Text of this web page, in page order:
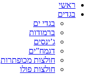
ראשי
בגדים
בגדי ים
ברמודות
ג’ינסים
דגמח”ים
חולצות מכופתרות
חולצות פולו